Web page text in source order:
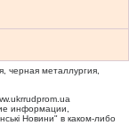
черная металлургия,
информации,
Новини" в каком-либо